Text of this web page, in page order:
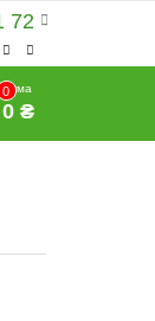
72
0
Сума
0 ₴